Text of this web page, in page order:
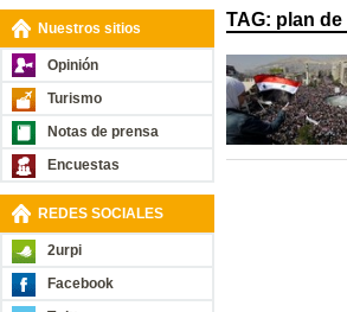
Nuestros sitios
Opinión
Turismo
Notas de prensa
Encuestas
REDES SOCIALES
2urpi
Facebook
TAG: plan de